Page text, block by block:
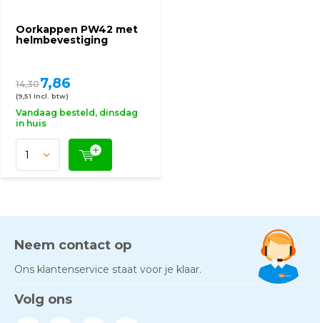
Oorkappen PW42 met
helmbevestiging
14,307,86
(9,51 Incl. btw)
Vandaag besteld, dinsdag
in huis
Neem contact op
Ons klantenservice staat voor je klaar.
Volg ons